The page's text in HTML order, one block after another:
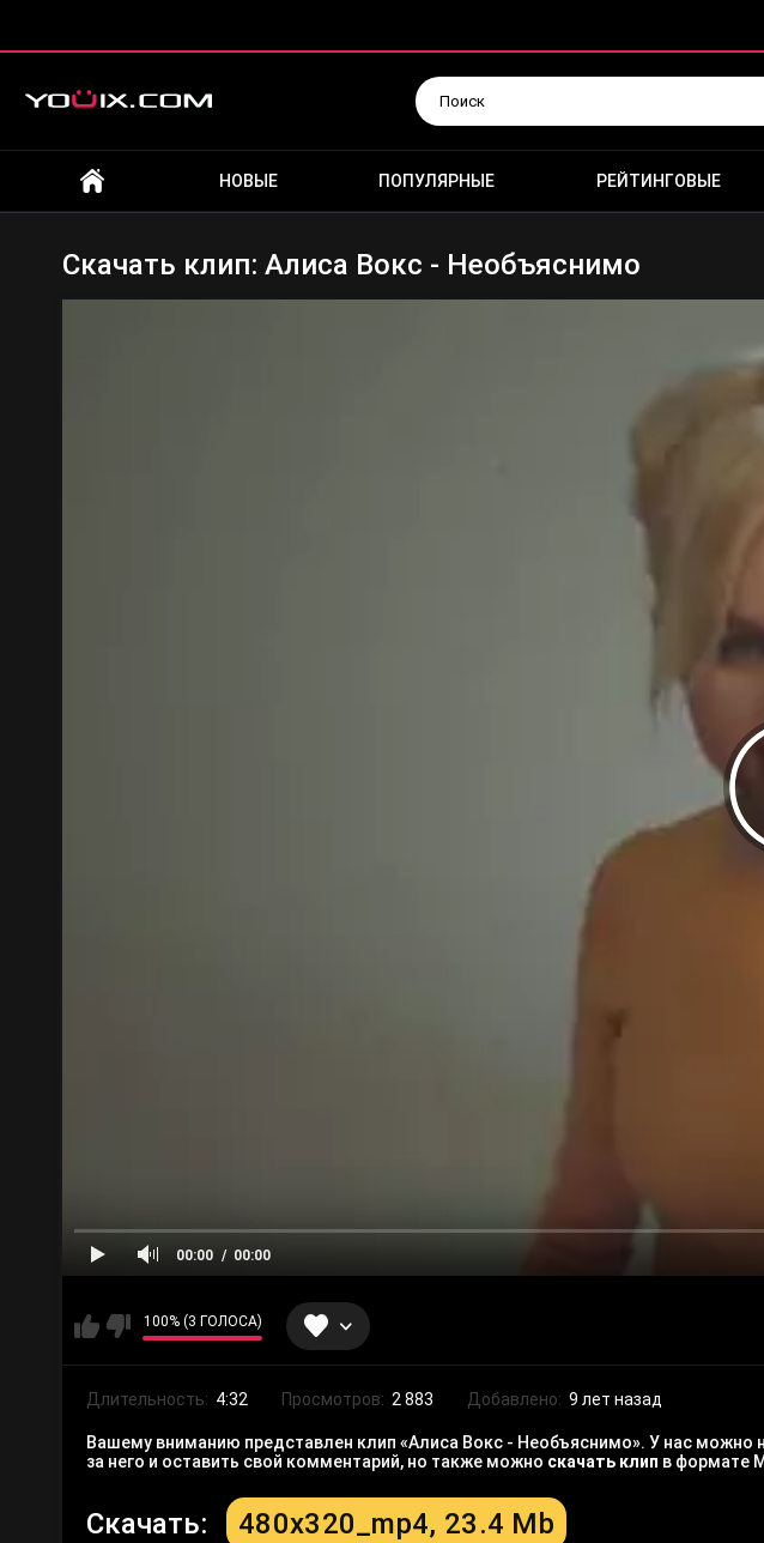
НОВЫЕ ПОПУЛЯРНЫЕ РЕЙТИНГОВЫЕ
Скачать клип: Алиса Вокс - Необъяснимо
00:00 00:00
100% (3 ГОЛОСА)
Длительность: 4:32 Просмотров: 2 883 Добавлено: 9 лет назад
Вашему вниманию представлен клип «Алиса Вокс - Необъяснимо». У нас можно
за него и оставить свой комментарий, но также можно скачать клип в формате
Скачать: 480x320_mp4, 23.4 Mb